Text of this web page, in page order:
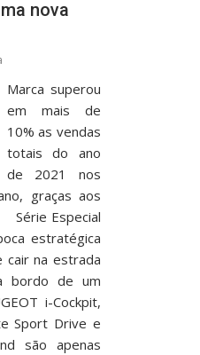
nova
Marca superou
em mais de
10% as vendas
totais do ano
de 2021 nos
graças aos
Especial
estratégica
cair na estrada
bordo de um
i-Cockpit,
Sport Drive e
são apenas